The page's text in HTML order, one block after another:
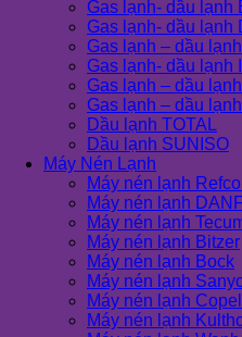
Gas lạnh- dầu lạnh
Gas lạnh- dầu lạnh
Gas lạnh – dầu
Gas lạnh- dầu lạnh
Gas lạnh – dầu
Gas lạnh – dầu
Dầu lạnh TOTAL
Dầu lạnh SUNISO
Máy Nén Lạnh
Máy nén lạnh
Máy nén lạnh
Máy nén lạnh
Máy nén lạnh Bitzer
Máy nén lạnh Bock
Máy nén lạnh
Máy nén lạnh
Máy nén lạnh